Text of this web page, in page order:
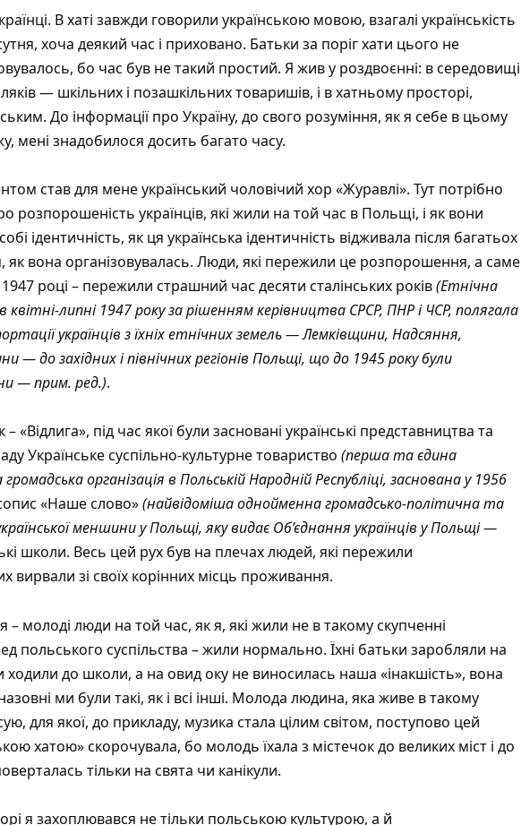
В хаті завжди говорили українською мовою, взагалі українськість
хоча деякий час і приховано. Батьки за поріг хати цього не
бо час був не такий простий. Я жив у роздвоєнні: в середовищі
— шкільних і позашкільних товаришів, і в хатньому просторі,
До інформації про Україну, до свого розуміння, як я себе в цьому
мені знадобилося досить багато часу.
став для мене український чоловічий хор «Журавлі». Тут потрібно
розпорошеність українців, які жили на той час в Польщі, і як вони
ідентичність, як ця українська ідентичність відживала після багатьох
як вона організовувалась. Люди, які пережили це розпорошення, а саме
році – пережили страшний час десяти сталінських років(Етнічна
квітні-липні 1947 року за рішенням керівництва СРСР, ПНР і ЧСР, полягала
українців з їхніх етнічних земель — Лемківщини, Надсяння,
— до західних і північних регіонів Польщі, що до 1945 року були
— прим. ред.).
– «Відлига», під час якої були засновані українські представництва та
Українське суспільно-культурне товариство (перша та єдина
громадська організація в Польській Народній Республіці, заснована у 1956
«Наше слово»(найвідоміша однойменна громадсько-політична та
меншини у Польщі, яку видає Об’єднання українців у Польщі —
школи. Весь цей рух був на плечах людей, які пережили
вирвали зі своїх корінних місць проживання.
– молоді люди на той час, як я, які жили не в такому скупченні
польського суспільства – жили нормально. Їхні батьки заробляли на
ходили до школи, а на овид оку не виносилась наша «інакшість», вона
ми були такі, як і всі інші. Молода людина, яка живе в такому
для якої, до прикладу, музика стала цілим світом, поступово цей
хатою» скорочувала, бо молодь їхала з містечок до великих міст і до
тільки на свята чи канікули.
я захоплювався не тільки польською культурою, а й